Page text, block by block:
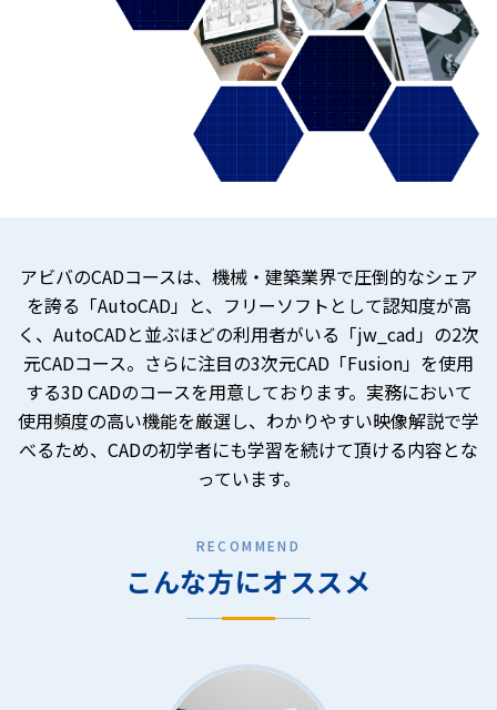
アビバのCADコースは、機械・建築業界で圧倒的なシェア
を誇る「AutoCAD」と、フリーソフトとして認知度が高
く、AutoCADと並ぶほどの利用者がいる「jw_cad」の2次
元CADコース。さらに注目の3次元CAD「Fusion」を使用
する3D CADのコースを用意しております。実務において
使用頻度の高い機能を厳選し、わかりやすい映像解説で学
べるため、CADの初学者にも学習を続けて頂ける内容とな
っています。
RECOMMEND
こんな方にオススメ